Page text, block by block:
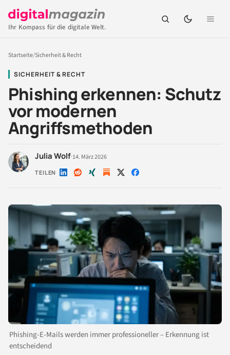
Ihr Kompass für die digitale Welt.
Startseite/Sicherheit & Recht
SICHERHEIT & RECHT
Phishing erkennen: Schutz
vor modernen
Angriffsmethoden
Julia Wolf·14. März 2026
TEILEN Auf Auf Auf Auf Auf
Phishing-E-Mails werden immer professioneller – Erkennung ist
entscheidend